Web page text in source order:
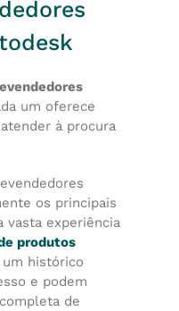
um oferece
à procura
os principais
vasta experiência
produtos
histórico
e podem
de